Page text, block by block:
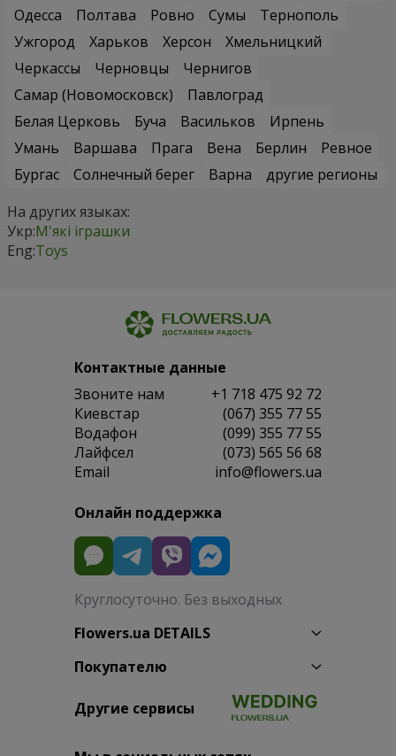
Одесса
Полтава Ровно Сумы
Тернополь
Ужгород
Харьков Херсон
Хмельницкий
Черкассы
Черновцы
Чернигов
Самар (Новомосковск)
Павлоград
Белая Церковь
Буча Васильков
Ирпень
Умань
Варшава Прага Вена Берлин
Ревное
Бургас
Солнечный берег Варна
другие регионы
На других языках:
Укр:М'які іграшки
Eng:Toys
Контактные данные
Звоните нам
+1 718 475 92 72
Киевстар
(067) 355 77 55
Водафон
(099) 355 77 55
Лайфсел
(073) 565 56 68
Email
info@flowers.ua
Онлайн поддержка
Круглосуточно. Без выходных
Flowers.ua DETAILS
Покупателю
Другие сервисы